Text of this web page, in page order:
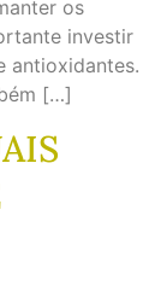
os
investir
antioxidantes.
[…]